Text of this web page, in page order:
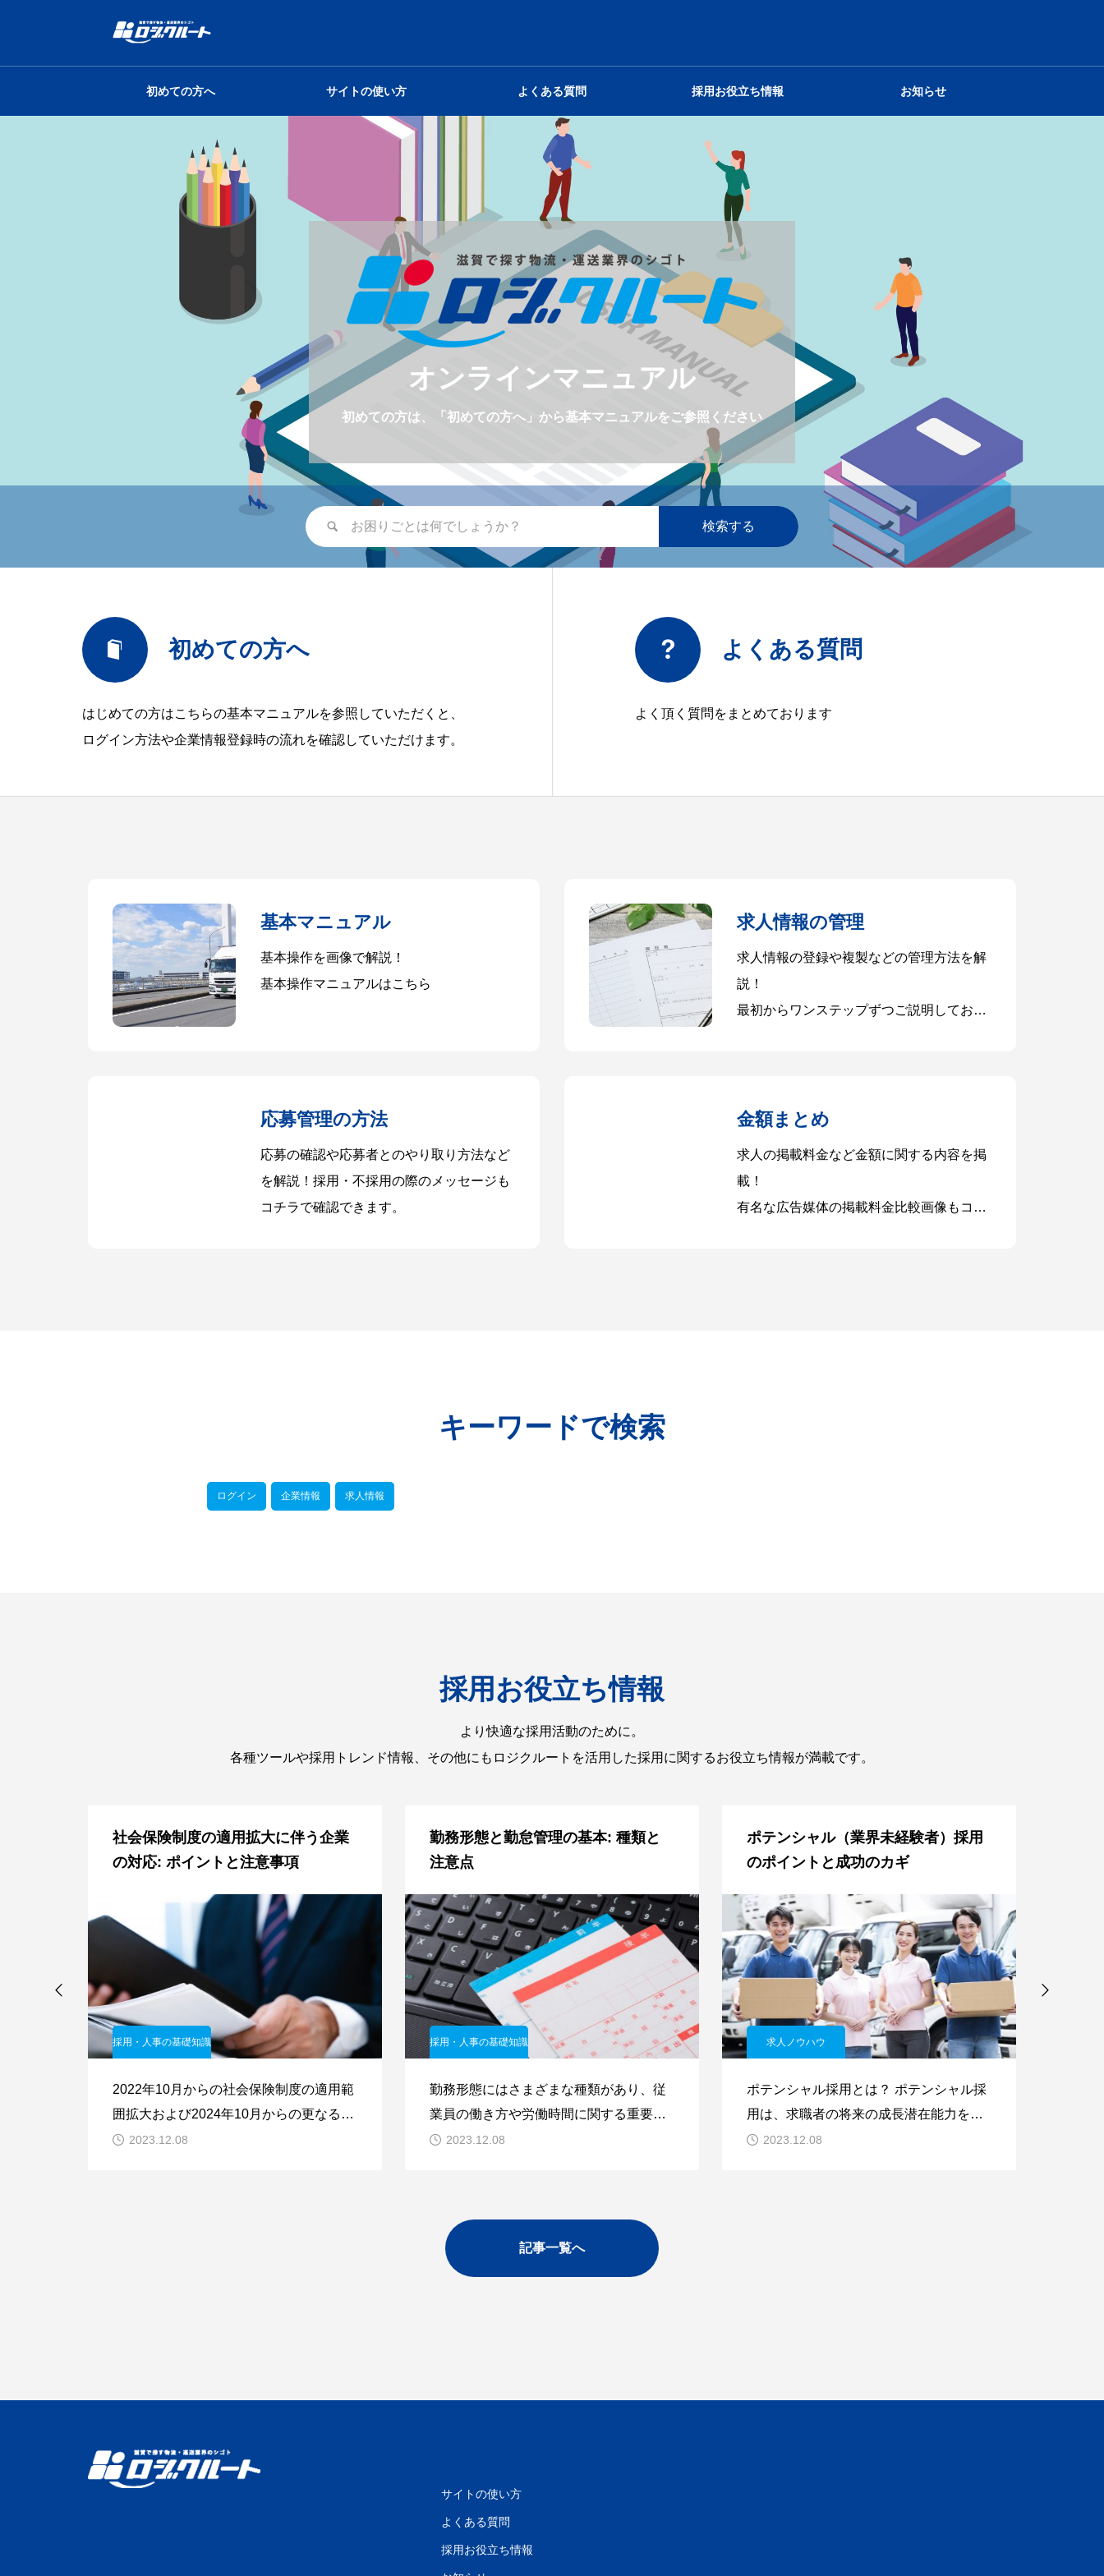
初めての方へ サイトの使い方 よくある質問 採用お役立ち情報 お知らせ
オンラインマニュアル
初めての方は、「初めての方へ」から基本マニュアルをご参照ください
初めての方へ
はじめての方はこちらの基本マニュアルを参照していただくと、
ログイン方法や企業情報登録時の流れを確認していただけます。
よくある質問
よく頂く質問をまとめております
基本マニュアル
基本操作を画像で解説！
基本操作マニュアルはこちら
求人情報の管理
求人情報の登録や複製などの管理方法を解
説！
最初からワンステップずつご説明しており
応募管理の方法
応募の確認や応募者とのやり取り方法など
を解説！採用・不採用の際のメッセージも
コチラで確認できます。
金額まとめ
求人の掲載料金など金額に関する内容を掲
載！
有名な広告媒体の掲載料金比較画像もコチ
キーワードで検索
ログイン 企業情報 求人情報
採用お役立ち情報
より快適な採用活動のために。
各種ツールや採用トレンド情報、その他にもロジクルートを活用した採用に関するお役立ち情報が満載です。
社会保険制度の適用拡大に伴う企業
の対応: ポイントと注意事項
採用・人事の基礎知識
2022年10月からの社会保険制度の適用範
囲拡大および2024年10月からの更なる拡
大に向け、企業が準備すべきポイントと
2023.12.08
勤務形態と勤怠管理の基本: 種類と
注意点
採用・人事の基礎知識
勤務形態にはさまざまな種類があり、従
業員の働き方や労働時間に関する重要な
要素です。以下に、勤務形態に関する基
2023.12.08
ポテンシャル（業界未経験者）採用
のポイントと成功のカギ
求人ノウハウ
ポテンシャル採用とは？ ポテンシャル採
用は、求職者の将来の成長潜在能力を評
価基準とする採用方法です。この方法
2023.12.08
記事一覧へ
サイトの使い方
よくある質問
採用お役立ち情報